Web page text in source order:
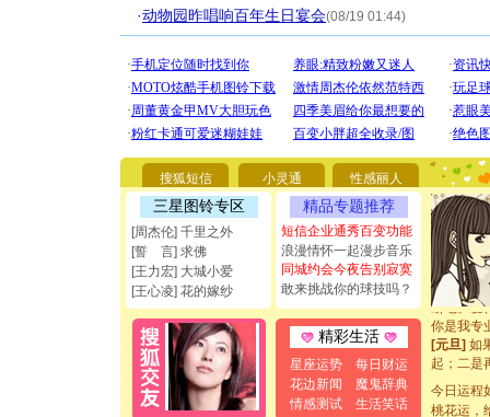
·动物园昨唱响百年生日宴会(08/19 01:44)
搜狐短信 小灵通 性感丽人
三星图铃专区
[周杰伦] 千里之外
[誓 言] 求佛
[王力宏] 大城小爱
[王心凌] 花的嫁纱
精品专题推荐
短信企业通秀百变功能
浪漫情怀一起漫步音乐
同城约会今夜告别寂寞
敢来挑战你的球技吗？
精彩生活
星座运势
每日财运
花边新闻
魔鬼辞典
情感测试
生活笑话
[圣诞节]
要平安！
[圣诞节]
能正大光
都要快乐
[圣诞节]
如意,快
[元旦]看
断电。爱
你是我专
[元旦]如
起；二是
离。水晶
[元旦]当
泣，这痛
今日运程
桃花运，